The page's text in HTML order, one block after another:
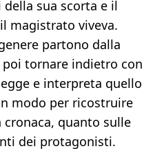
sua scorta e il
magistrato viveva.
partono dalla
tornare indietro con
e interpreta quello
modo per ricostruire
quanto sulle
dei protagonisti.